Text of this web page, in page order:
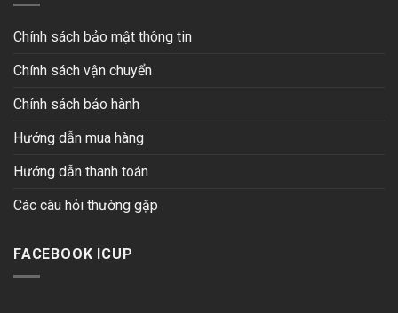
Chính sách bảo mật thông tin
Chính sách vận chuyển
Chính sách bảo hành
Hướng dẫn mua hàng
Hướng dẫn thanh toán
Các câu hỏi thường gặp
FACEBOOK ICUP